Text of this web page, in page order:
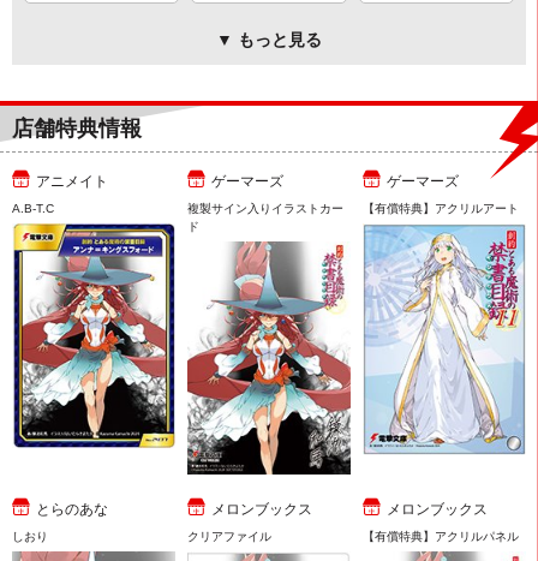
▼ もっと見る
店舗特典情報
アニメイト
A.B-T.C
ゲーマーズ
複製サイン入りイラストカー
ド
ゲーマーズ
【有償特典】アクリルアート
とらのあな
しおり
メロンブックス
クリアファイル
メロンブックス
【有償特典】アクリルパネル